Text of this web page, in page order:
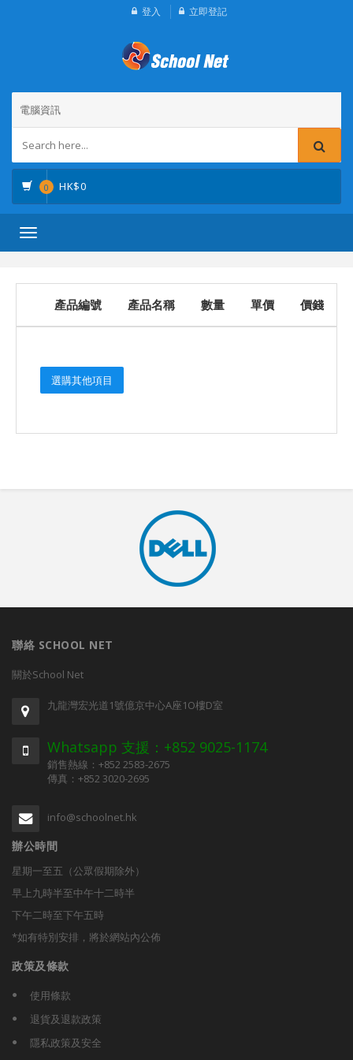
登入 立即登記
電腦資訊
0 HK$0
Toggle
產品編號 產品名稱 數量 單價 價錢
選購其他項目
聯絡 SCHOOL NET
關於School Net
九龍灣宏光道1號億京中心A座1O樓D室
Whatsapp 支援：+852 9025-1174
銷售熱線：+852 2583-2675
傳真：+852 3020-2695
info@schoolnet.hk
辦公時間
星期一至五（公眾假期除外）
早上九時半至中午十二時半
下午二時至下午五時
*如有特別安排，將於網站內公佈
政策及條款
使用條款
退貨及退款政策
隱私政策及安全